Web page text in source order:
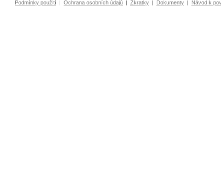
Podmínky použití | Ochrana osobních údajů | Zkratky | Dokumenty | Návod k